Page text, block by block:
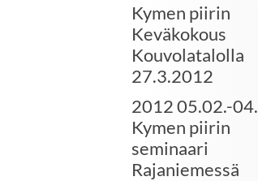
Kymen piirin
Keväkokous
Kouvolatalolla
27.3.2012
2012 05.02.-04.
Kymen piirin
seminaari
Rajaniemessä